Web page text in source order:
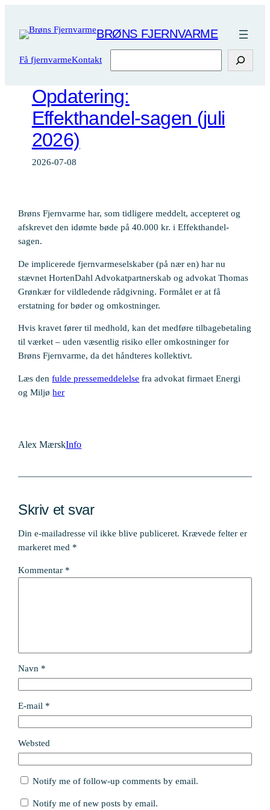
indhold
BRØNS FJERNVARME
Få fjernvarmeKontakt
Opdatering:
Effekthandel-sagen (juli
2026)
2026-07-08
Brøns Fjernvarme har, som tidligere meddelt, accepteret og
afskrevet den idømte bøde på 40.000 kr. i Effekthandel-
sagen.
De implicerede fjernvarmeselskaber (på nær en) har nu
stævnet HortenDahl Advokatpartnerskab og advokat Thomas
Grønkær for vildledende rådgivning. Formålet er at få
erstatning for bøder og omkostninger.
Hvis kravet fører til medhold, kan det medføre tilbagebetaling
til værket – uden væsentlig risiko eller omkostninger for
Brøns Fjernvarme, da det håndteres kollektivt.
Læs denfulde pressemeddelelse fra advokat firmaet Energi
og Miljøher
Alex MærskInfo
Skriv et svar
Din e-mailadresse vil ikke blive publiceret. Krævede felter er
markeret med *
Kommentar *
Navn *
E-mail *
Websted
Notify me of follow-up comments by email.
Notify me of new posts by email.